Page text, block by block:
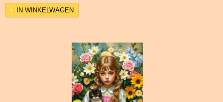
IN WINKELWAGEN